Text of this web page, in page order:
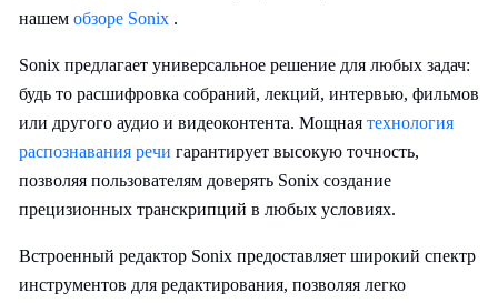
нашем обзоре Sonix .
Sonix предлагает универсальное решение для любых задач:
будь то расшифровка собраний, лекций, интервью, фильмов
или другого аудио и видеоконтента. Мощная технология
распознавания речи гарантирует высокую точность,
позволяя пользователям доверять Sonix создание
прецизионных транскрипций в любых условиях.
Встроенный редактор Sonix предоставляет широкий спектр
инструментов для редактирования, позволяя легко